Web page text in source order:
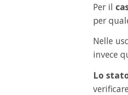
Per il
per
Nelle
invece
Lo